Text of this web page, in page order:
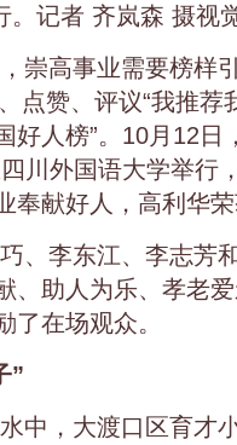
。记者 齐岚森 摄视
崇高事业需要榜样
点赞、评议“我推荐
好人榜”。10月12日
川外国语大学举行
奉献好人，高利华
、李东江、李志芳
、助人为乐、孝老
了在场观众。
”
中，大渡口区育才